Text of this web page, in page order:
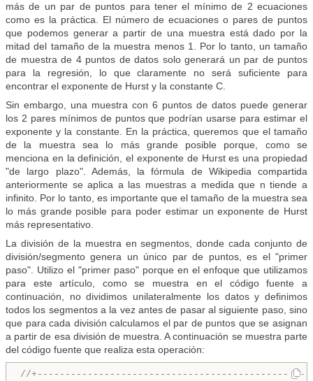
más de un par de puntos para tener el mínimo de 2 ecuaciones
como es la práctica. El número de ecuaciones o pares de puntos
que podemos generar a partir de una muestra está dado por la
mitad del tamaño de la muestra menos 1. Por lo tanto, un tamaño
de muestra de 4 puntos de datos solo generará un par de puntos
para la regresión, lo que claramente no será suficiente para
encontrar el exponente de Hurst y la constante C.
Sin embargo, una muestra con 6 puntos de datos puede generar
los 2 pares mínimos de puntos que podrían usarse para estimar el
exponente y la constante. En la práctica, queremos que el tamaño
de la muestra sea lo más grande posible porque, como se
menciona en la definición, el exponente de Hurst es una propiedad
"de largo plazo". Además, la fórmula de Wikipedia compartida
anteriormente se aplica a las muestras a medida que n tiende a
infinito. Por lo tanto, es importante que el tamaño de la muestra sea
lo más grande posible para poder estimar un exponente de Hurst
más representativo.
La división de la muestra en segmentos, donde cada conjunto de
división/segmento genera un único par de puntos, es el "primer
paso". Utilizo el "primer paso" porque en el enfoque que utilizamos
para este artículo, como se muestra en el código fuente a
continuación, no dividimos unilateralmente los datos y definimos
todos los segmentos a la vez antes de pasar al siguiente paso, sino
que para cada división calculamos el par de puntos que se asignan
a partir de esa división de muestra. A continuación se muestra parte
del código fuente que realiza esta operación:
//